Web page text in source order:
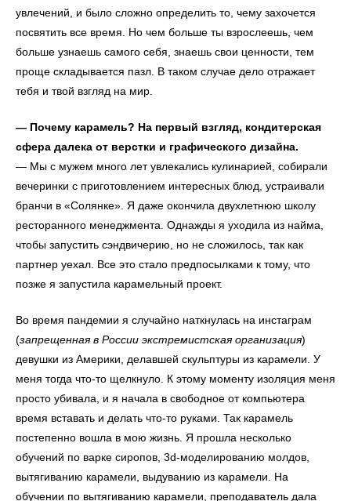
увлечений, и было сложно определить то, чему захочется
посвятить все время. Но чем больше ты взрослеешь, чем
больше узнаешь самого себя, знаешь свои ценности, тем
проще складывается пазл. В таком случае дело отражает
тебя и твой взгляд на мир.
— Почему карамель? На первый взгляд, кондитерская
сфера далека от верстки и графического дизайна.
— Мы с мужем много лет увлекались кулинарией, собирали
вечеринки с приготовлением интересных блюд, устраивали
бранчи в «Солянке». Я даже окончила двухлетнюю школу
ресторанного менеджмента. Однажды я уходила из найма,
чтобы запустить сэндвичерию, но не сложилось, так как
партнер уехал. Все это стало предпосылками к тому, что
позже я запустила карамельный проект.
Во время пандемии я случайно наткнулась на инстаграм
(запрещенная в России экстремистская организация)
девушки из Америки, делавшей скульптуры из карамели. У
меня тогда что-то щелкнуло. К этому моменту изоляция меня
просто убивала, и я начала в свободное от компьютера
время вставать и делать что-то руками. Так карамель
постепенно вошла в мою жизнь. Я прошла несколько
обучений по варке сиропов, 3d-моделированию молдов,
вытягиванию карамели, выдуванию из карамели. На
обучении по вытягиванию карамели, преподаватель дала